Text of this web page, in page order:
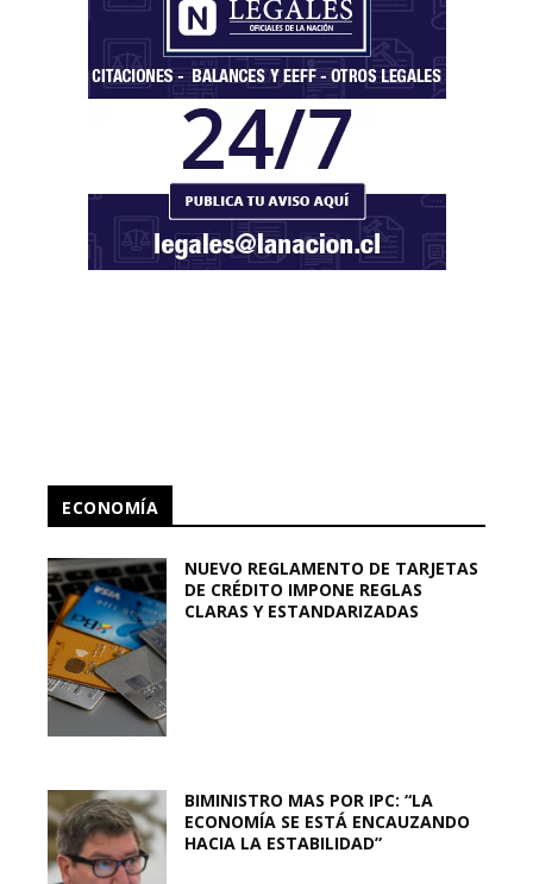
ECONOMÍA
NUEVO REGLAMENTO DE TARJETAS
DE CRÉDITO IMPONE REGLAS
CLARAS Y ESTANDARIZADAS
BIMINISTRO MAS POR IPC: “LA
ECONOMÍA SE ESTÁ ENCAUZANDO
HACIA LA ESTABILIDAD”